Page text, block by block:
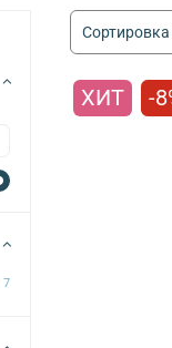
ХИТ -
7